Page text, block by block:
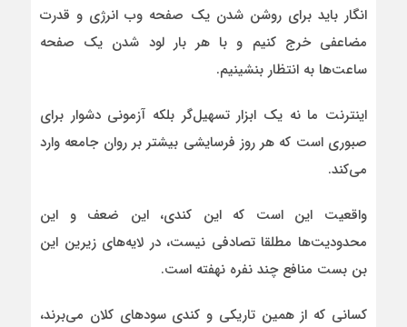
انگار باید برای روشن شدن یک صفحه وب انرژی و قدرت
مضاعفی خرج کنیم و با هر بار لود شدن یک صفحه
ساعت‌ها به انتظار بنشینیم.
اینترنت ما نه یک ابزار تسهیل‌گر بلکه آزمونی دشوار برای
صبوری است که هر روز فرسایشی بیشتر بر روان جامعه وارد
می‌کند.
واقعیت این است که این کندی، این ضعف‌ و این
محدودیت‌ها مطلقا تصادفی نیست، در لایه‌های زیرین این
بن‌ بست منافع چند نفره نهفته است.
کسانی که از همین تاریکی و کندی سودهای کلان می‌برند،